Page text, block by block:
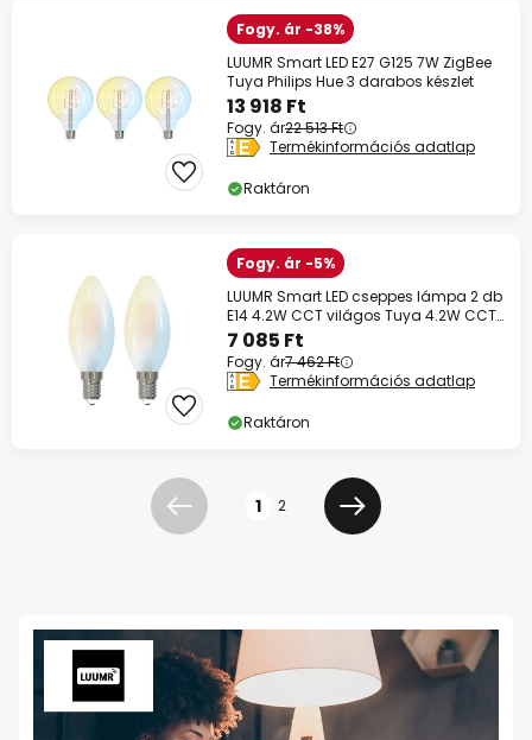
Fogy. ár -38%
LUUMR Smart LED E27 G125 7W ZigBee
Tuya Philips Hue 3 darabos készlet
13 918 Ft
Fogy. ár22 513 Ft
Termékinformációs adatlap
Raktáron
Fogy. ár -5%
LUUMR Smart LED cseppes lámpa 2 db
E14 4.2W CCT világos Tuya 4.2W CCT
világos
7 085 Ft
Fogy. ár7 462 Ft
Termékinformációs adatlap
Raktáron
Előző 1 2
Következő